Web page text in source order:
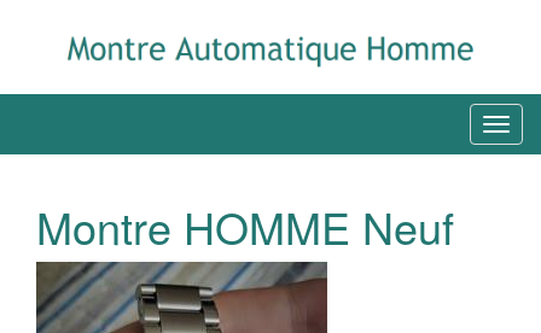
Montre HOMME Neuf